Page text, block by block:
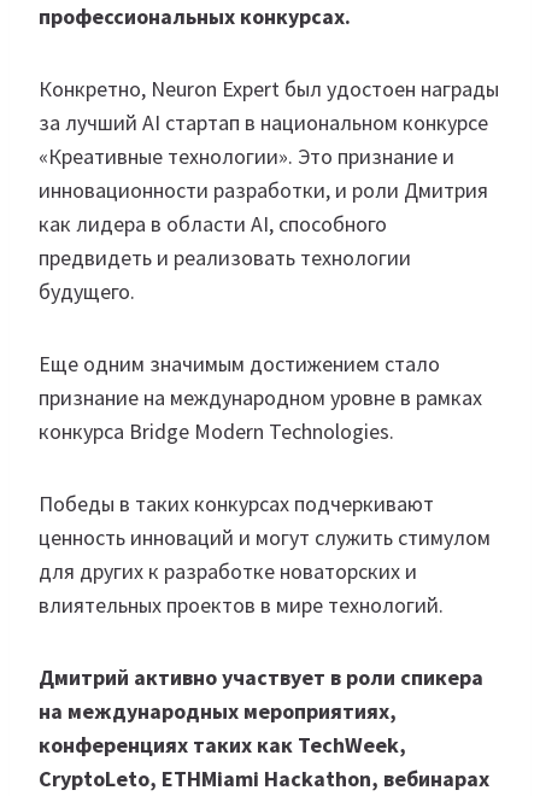
профессиональных конкурсах.
Конкретно, Neuron Expert был удостоен награды
за лучший AI стартап в национальном конкурсе
«Креативные технологии». Это признание и
инновационности разработки, и роли Дмитрия
как лидера в области AI, способного
предвидеть и реализовать технологии
будущего.
Еще одним значимым достижением стало
признание на международном уровне в рамках
конкурса Bridge Modern Technologies.
Победы в таких конкурсах подчеркивают
ценность инноваций и могут служить стимулом
для других к разработке новаторских и
влиятельных проектов в мире технологий.
Дмитрий активно участвует в роли спикера
на международных мероприятиях,
конференциях таких как TechWeek,
CryptoLeto, ETHMiami Hackathon, вебинарах